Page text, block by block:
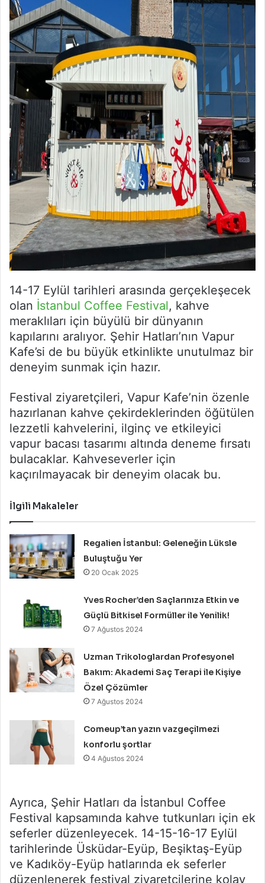
14-17 Eylül tarihleri arasında gerçekleşecek
olan İstanbul Coffee Festival, kahve
meraklıları için büyülü bir dünyanın
kapılarını aralıyor. Şehir Hatları’nın Vapur
Kafe’si de bu büyük etkinlikte unutulmaz bir
deneyim sunmak için hazır.
Festival ziyaretçileri, Vapur Kafe’nin özenle
hazırlanan kahve çekirdeklerinden öğütülen
lezzetli kahvelerini, ilginç ve etkileyici
vapur bacası tasarımı altında deneme fırsatı
bulacaklar. Kahveseverler için
kaçırılmayacak bir deneyim olacak bu.
İlgili Makaleler
Regalien İstanbul: Geleneğin Lüksle
Buluştuğu Yer
20 Ocak 2025
Yves Rocher’den Saçlarınıza Etkin ve
Güçlü Bitkisel Formüller ile Yenilik!
7 Ağustos 2024
Uzman Trikologlardan Profesyonel
Bakım: Akademi Saç Terapi ile Kişiye
Özel Çözümler
7 Ağustos 2024
Comeup’tan yazın vazgeçilmezi
konforlu şortlar
4 Ağustos 2024
Ayrıca, Şehir Hatları da İstanbul Coffee
Festival kapsamında kahve tutkunları için ek
seferler düzenleyecek. 14-15-16-17 Eylül
tarihlerinde Üsküdar-Eyüp, Beşiktaş-Eyüp
ve Kadıköy-Eyüp hatlarında ek seferler
düzenlenerek festival ziyaretçilerine kolay